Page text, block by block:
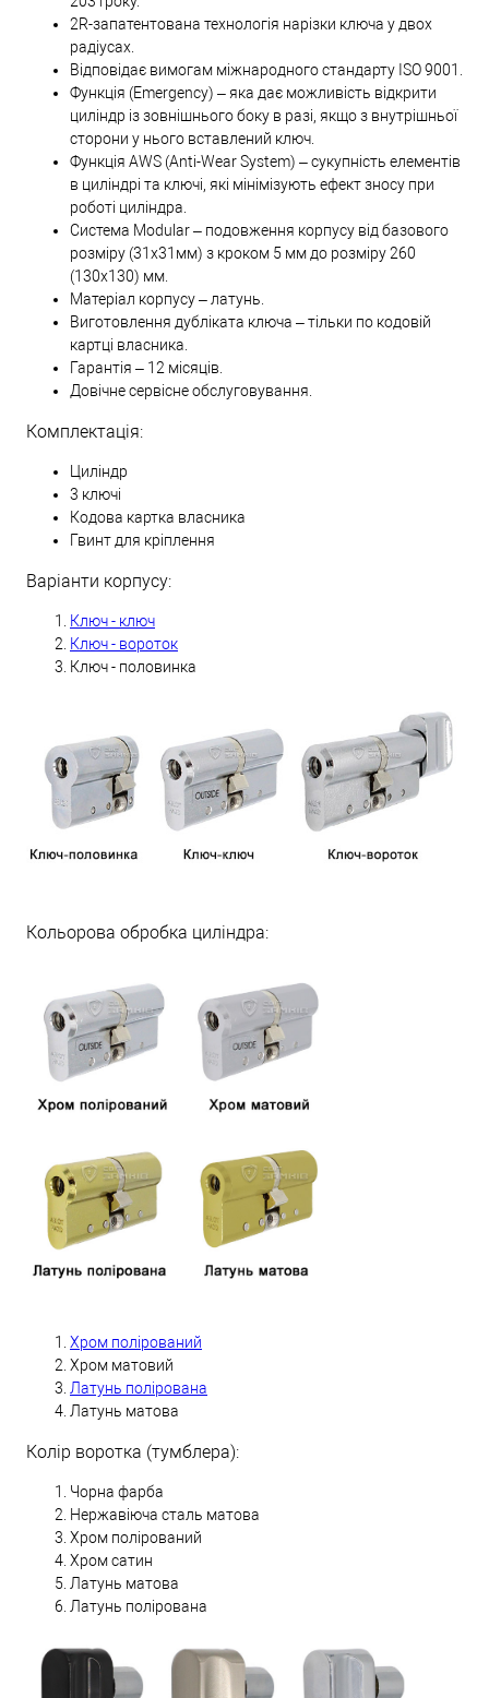
2R-запатентована технологія нарізки ключа у двох
радіусах.
Відповідає вимогам міжнародного стандарту ISO 9001.
Функція (Emergency) – яка дає можливість відкрити
циліндр із зовнішнього боку в разі, якщо з внутрішньої
сторони у нього вставлений ключ.
Функція AWS (Anti-Wear System) – сукупність елементів
в циліндрі та ключі, які мінімізують ефект зносу при
роботі циліндра.
Система Modular – подовження корпусу від базового
розміру (31х31мм) з кроком 5 мм до розміру 260
(130х130) мм.
Матеріал корпусу – латунь.
Виготовлення дубліката ключа – тільки по кодовій
картці власника.
Гарантія – 12 місяців.
Довічне сервісне обслуговування.
Комплектація:
Циліндр
3 ключі
Кодова картка власника
Гвинт для кріплення
Варіанти корпусу:
Ключ - ключ
Ключ - вороток
Ключ - половинка
Кольорова обробка циліндра:
Хром полірований
Хром матовий
Латунь полірована
Латунь матова
Колір воротка (тумблера):
Чорна фарба
Нержавіюча сталь матова
Хром полірований
Хром сатин
Латунь матова
Латунь полірована